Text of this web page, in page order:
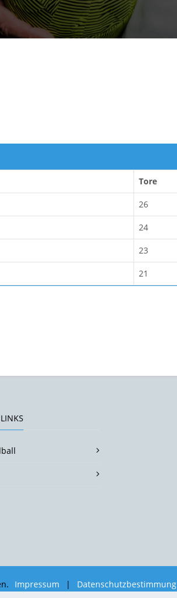
Tore
26
24
23
21
Impressum | Datenschutzbestimmung